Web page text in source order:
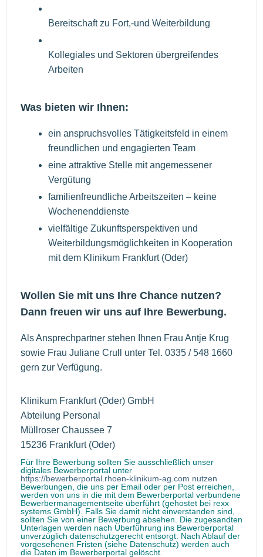
Bereitschaft zu Fort,-und Weiterbildung
Kollegiales und Sektoren übergreifendes
Arbeiten
Was bieten wir Ihnen:
ein anspruchsvolles Tätigkeitsfeld in einem
freundlichen und engagierten Team
eine attraktive Stelle mit angemessener
Vergütung
familienfreundliche Arbeitszeiten – keine
Wochenenddienste
vielfältige Zukunftsperspektiven und
Weiterbildungsmöglichkeiten in Kooperation
mit dem Klinikum Frankfurt (Oder)
Wollen Sie mit uns Ihre Chance nutzen?
Dann freuen wir uns auf Ihre Bewerbung.
Als Ansprechpartner stehen Ihnen Frau Antje Krug
sowie Frau Juliane Crull unter Tel. 0335 / 548 1660
gern zur Verfügung.
Klinikum Frankfurt (Oder) GmbH
Abteilung Personal
Müllroser Chaussee 7
15236 Frankfurt (Oder)
Für Ihre Bewerbung sollten Sie ausschließlich unser
digitales Bewerberportal unter
https://bewerberportal.rhoen-klinikum-ag.com nutzen
Bewerbungen, die uns per Email oder per Post erreichen,
werden von uns in die mit dem Bewerberportal verbundene
Bewerbermanagementseite überführt (gehostet bei rexx
systems GmbH). Falls Sie damit nicht einverstanden sind,
sollten Sie von einer Bewerbung absehen. Die zugesandten
Unterlagen werden nach Überführung ins Bewerberportal
unverzüglich datenschutzgerecht entsorgt. Nach Ablauf der
vorgesehenen Fristen (siehe Datenschutz) werden auch
die Daten im Bewerberportal gelöscht.